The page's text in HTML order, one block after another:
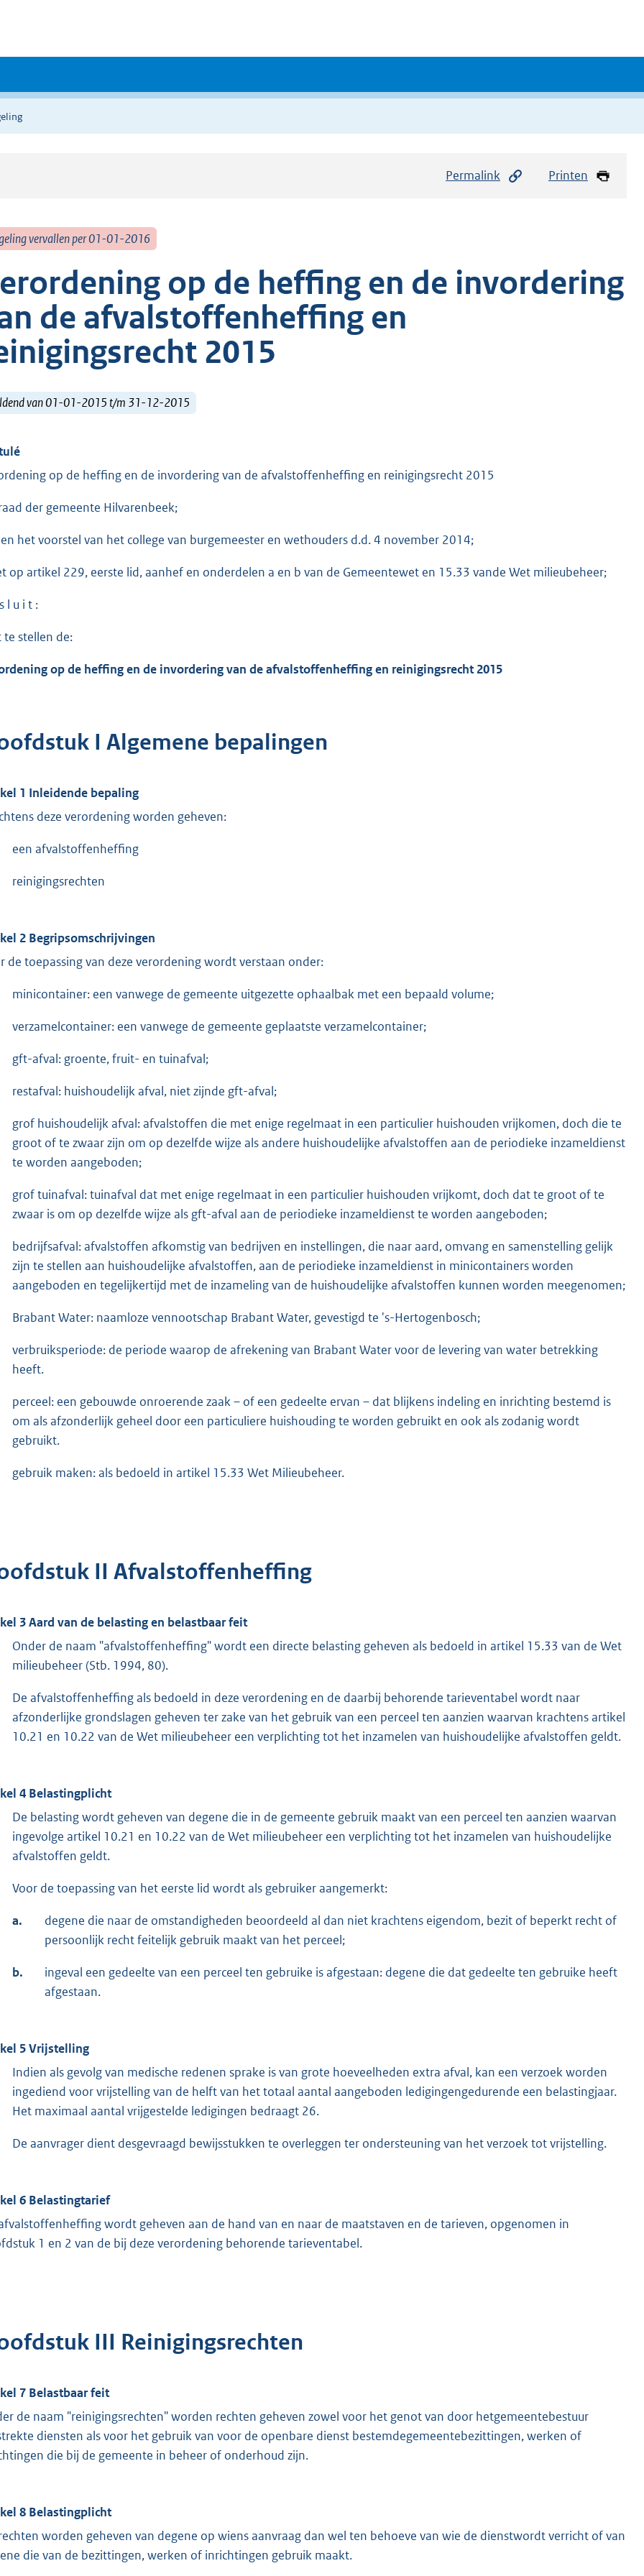
Permalink Printen
vervallen per 01-01-2016
op de heffing en de invordering
de afvalstoffenheffing en
2015
van 01-01-2015 t/m 31-12-2015
op de heffing en de invordering van de afvalstoffenheffing en reinigingsrecht 2015
der gemeente Hilvarenbeek;
het voorstel van het college van burgemeester en wethouders d.d. 4 november 2014;
op artikel 229, eerste lid, aanhef en onderdelen a en b van de Gemeentewet en 15.33 vande Wet milieubeheer;
l u i t :
te stellen de:
op de heffing en de invordering van de afvalstoffenheffing en reinigingsrecht 2015
I Algemene bepalingen
1 Inleidende bepaling
deze verordening worden geheven:
een afvalstoffenheffing
reinigingsrechten
2 Begripsomschrijvingen
de toepassing van deze verordening wordt verstaan onder:
minicontainer: een vanwege de gemeente uitgezette ophaalbak met een bepaald volume;
verzamelcontainer: een vanwege de gemeente geplaatste verzamelcontainer;
gft-afval: groente, fruit- en tuinafval;
restafval: huishoudelijk afval, niet zijnde gft-afval;
grof huishoudelijk afval: afvalstoffen die met enige regelmaat in een particulier huishouden vrijkomen, doch die te
groot of te zwaar zijn om op dezelfde wijze als andere huishoudelijke afvalstoffen aan de periodieke inzameldienst
te worden aangeboden;
grof tuinafval: tuinafval dat met enige regelmaat in een particulier huishouden vrijkomt, doch dat te groot of te
zwaar is om op dezelfde wijze als gft-afval aan de periodieke inzameldienst te worden aangeboden;
bedrijfsafval: afvalstoffen afkomstig van bedrijven en instellingen, die naar aard, omvang en samenstelling gelijk
zijn te stellen aan huishoudelijke afvalstoffen, aan de periodieke inzameldienst in minicontainers worden
aangeboden en tegelijkertijd met de inzameling van de huishoudelijke afvalstoffen kunnen worden meegenomen;
Brabant Water: naamloze vennootschap Brabant Water, gevestigd te 's-Hertogenbosch;
verbruiksperiode: de periode waarop de afrekening van Brabant Water voor de levering van water betrekking
heeft.
perceel: een gebouwde onroerende zaak – of een gedeelte ervan – dat blijkens indeling en inrichting bestemd is
om als afzonderlijk geheel door een particuliere huishouding te worden gebruikt en ook als zodanig wordt
gebruikt.
gebruik maken: als bedoeld in artikel 15.33 Wet Milieubeheer.
II Afvalstoffenheffing
3 Aard van de belasting en belastbaar feit
Onder de naam "afvalstoffenheffing" wordt een directe belasting geheven als bedoeld in artikel 15.33 van de Wet
milieubeheer (Stb. 1994, 80).
De afvalstoffenheffing als bedoeld in deze verordening en de daarbij behorende tarieventabel wordt naar
afzonderlijke grondslagen geheven ter zake van het gebruik van een perceel ten aanzien waarvan krachtens artikel
10.21 en 10.22 van de Wet milieubeheer een verplichting tot het inzamelen van huishoudelijke afvalstoffen geldt.
4 Belastingplicht
De belasting wordt geheven van degene die in de gemeente gebruik maakt van een perceel ten aanzien waarvan
ingevolge artikel 10.21 en 10.22 van de Wet milieubeheer een verplichting tot het inzamelen van huishoudelijke
afvalstoffen geldt.
Voor de toepassing van het eerste lid wordt als gebruiker aangemerkt:
a.
degene die naar de omstandigheden beoordeeld al dan niet krachtens eigendom, bezit of beperkt recht of
persoonlijk recht feitelijk gebruik maakt van het perceel;
b.
ingeval een gedeelte van een perceel ten gebruike is afgestaan: degene die dat gedeelte ten gebruike heeft
afgestaan.
5 Vrijstelling
Indien als gevolg van medische redenen sprake is van grote hoeveelheden extra afval, kan een verzoek worden
ingediend voor vrijstelling van de helft van het totaal aantal aangeboden ledigingengedurende een belastingjaar.
Het maximaal aantal vrijgestelde ledigingen bedraagt 26.
De aanvrager dient desgevraagd bewijsstukken te overleggen ter ondersteuning van het verzoek tot vrijstelling.
6 Belastingtarief
wordt geheven aan de hand van en naar de maatstaven en de tarieven, opgenomen in
1 en 2 van de bij deze verordening behorende tarieventabel.
III Reinigingsrechten
7 Belastbaar feit
de naam "reinigingsrechten" worden rechten geheven zowel voor het genot van door hetgemeentebestuur
diensten als voor het gebruik van voor de openbare dienst bestemdegemeentebezittingen, werken of
die bij de gemeente in beheer of onderhoud zijn.
8 Belastingplicht
worden geheven van degene op wiens aanvraag dan wel ten behoeve van wie de dienstwordt verricht of van
die van de bezittingen, werken of inrichtingen gebruik maakt.